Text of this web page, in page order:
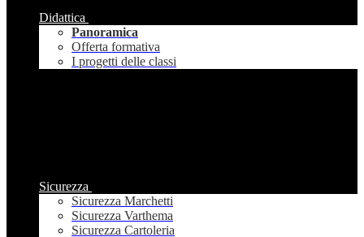
Didattica
Panoramica
Offerta formativa
I progetti delle classi
Sicurezza
Sicurezza Marchetti
Sicurezza Varthema
Sicurezza Cartoleria